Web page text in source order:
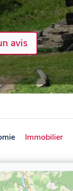
avis
Immobilier